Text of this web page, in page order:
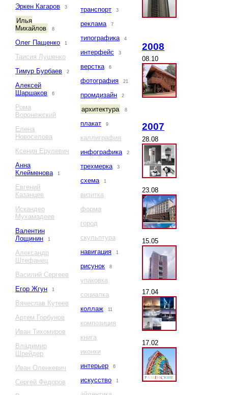
Эркен Кагаров
3
Илья
Михайлов
8
Олег Пащенко 1
Таисия Лушенко
Тимур Бурбаев
2
Алексей
Шаршаков
6
Рома
Воронежский
Елена
Новоселова
Ксения Ерулевич
Анна
Клейменова
1
Евгений
Казанцев
Искандер
Мухамадеев
Валентин
Лощинин
1
Александр
Штефанец
Василий Сергеев
Егор Жгун
1
Вячеслав Кутеев
Артем Горбунов
Иван Тихомиров
Владимир
Шрейдер
Иван Оленкевич
Сергей Федоров
транспорт 3
реклама 7
типографика 4
интерфейс 3
верстка 6
фотография 21
промдизайн 2
архитектура 8
плакат 9
каллиграфия
инфографика
2
трехмерка 3
схема 1
визитка
форма
город
скульптура
навигация
1
рисунок 8
упаковка
социалка
коллаж
11
композиция
книга
иконки
интерьер
6
искусство 1
2008
08.10
2007
28.08
23.08
15.05
17.04
17.02